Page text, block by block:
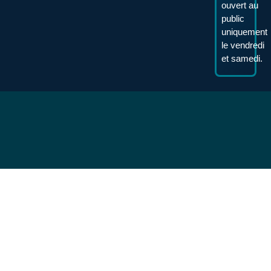
ouvert au
public
uniquement
le vendredi
et samedi.